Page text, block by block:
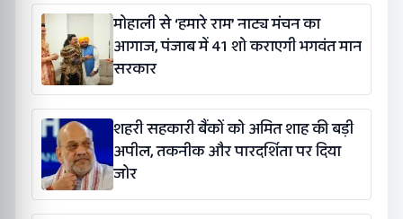
मोहाली से ‘हमारे राम’ नाट्य मंचन का
आगाज, पंजाब में 41 शो कराएगी भगवंत मान
सरकार
शहरी सहकारी बैंकों को अमित शाह की बड़ी
अपील, तकनीक और पारदर्शिता पर दिया
जोर